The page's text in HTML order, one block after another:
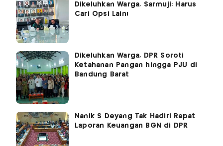
Dikeluhkan Warga, Sarmuji: Harus
Cari Opsi Lain!
Dikeluhkan Warga, DPR Soroti
Ketahanan Pangan hingga PJU di
Bandung Barat
Nanik S Deyang Tak Hadiri Rapat
Laporan Keuangan BGN di DPR